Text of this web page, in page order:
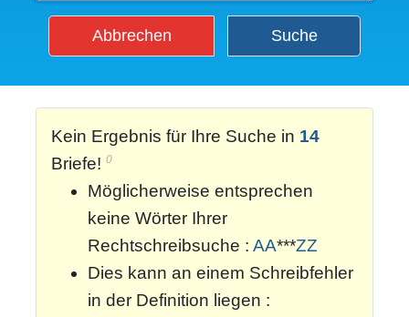
Abbrechen Suche
Kein Ergebnis für Ihre Suche in 14
Briefe! 0
Möglicherweise entsprechen
keine Wörter Ihrer
Rechtschreibsuche : AA***ZZ
Dies kann an einem Schreibfehler
in der Definition liegen :